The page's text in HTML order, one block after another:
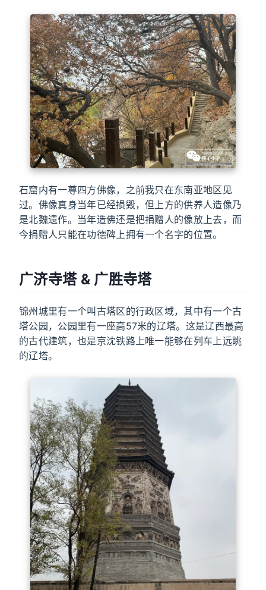
石窟内有一尊四方佛像，之前我只在东南亚地区见
过。佛像真身当年已经损毁，但上方的供养人造像乃
是北魏遗作。当年造佛还是把捐赠人的像放上去，而
今捐赠人只能在功德碑上拥有一个名字的位置。
广济寺塔 & 广胜寺塔
锦州城里有一个叫古塔区的行政区域，其中有一个古
塔公园，公园里有一座高57米的辽塔。这是辽西最高
的古代建筑，也是京沈铁路上唯一能够在列车上远眺
的辽塔。